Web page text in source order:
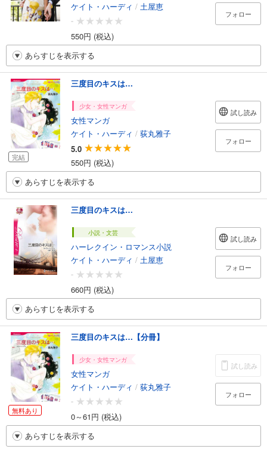
ケイト・ハーディ / 土屋恵
-
550円 (税込)
フォロー
あらすじを表示する
完結
三度目のキスは…
少女・女性マンガ
女性マンガ
ケイト・ハーディ / 荻丸雅子
5.0
550円 (税込)
試し読み
フォロー
あらすじを表示する
三度目のキスは…
小説・文芸
ハーレクイン・ロマンス小説
ケイト・ハーディ / 土屋恵
-
660円 (税込)
試し読み
フォロー
あらすじを表示する
無料あり
三度目のキスは…【分冊】
少女・女性マンガ
女性マンガ
ケイト・ハーディ / 荻丸雅子
-
0～61円 (税込)
試し読み
フォロー
あらすじを表示する